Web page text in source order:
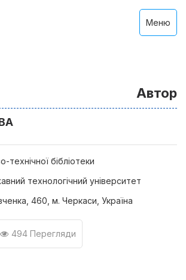
Меню
Автор
бібліотеки
технологічний університет
460, м. Черкаси, Україна
494 Перегляди